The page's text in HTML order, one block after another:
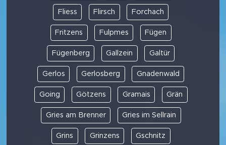
Fliess Flirsch Forchach
Fritzens Fulpmes Fügen
Fügenberg Gallzein Galtür
Gerlos Gerlosberg Gnadenwald
Going Götzens Gramais Grän
Gries am Brenner Gries im Sellrain
Grins Grinzens Gschnitz